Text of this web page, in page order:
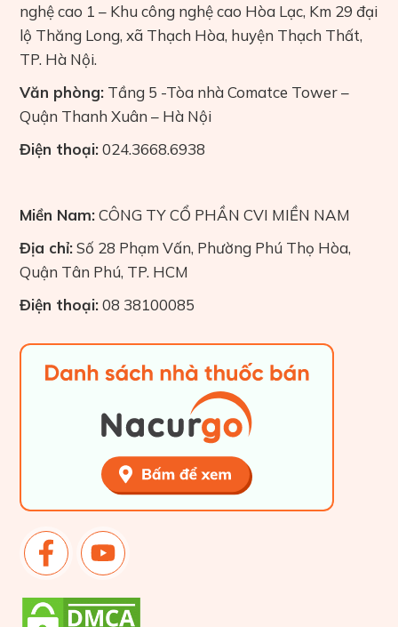
nghệ cao 1 – Khu công nghệ cao Hòa Lạc, Km 29 đại
lộ Thăng Long, xã Thạch Hòa, huyện Thạch Thất,
TP. Hà Nội.
Văn phòng: Tầng 5 -Tòa nhà Comatce Tower –
Quận Thanh Xuân – Hà Nội
Điện thoại:024.3668.6938
Miền Nam:CÔNG TY CỔ PHẦN CVI MIỀN NAM
Địa chỉ:Số 28 Phạm Vấn, Phường Phú Thọ Hòa,
Quận Tân Phú, TP. HCM
Điện thoại:08 38100085